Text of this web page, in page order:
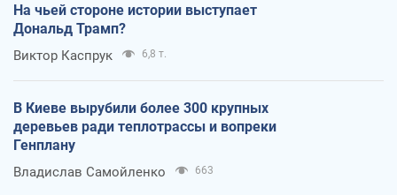
На чьей стороне истории выступает
Дональд Трамп?
Виктор Каспрук 6,8 т.
В Киеве вырубили более 300 крупных
деревьев ради теплотрассы и вопреки
Генплану
Владислав Самойленко 663